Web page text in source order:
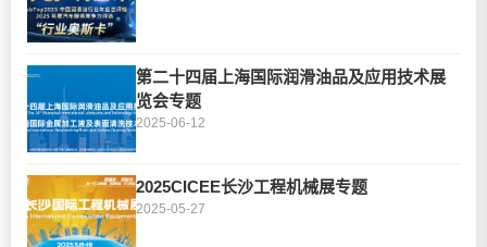
第二十四届上海国际润滑油品及应用技术展
览会专题
2025-06-12
2025CICEE长沙工程机械展专题
2025-05-27